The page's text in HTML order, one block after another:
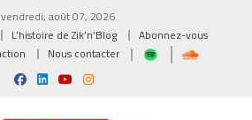
vendredi, août 07, 2026
L’histoire de Zik’n’Blog
Abonnez-vous
Nous contacter